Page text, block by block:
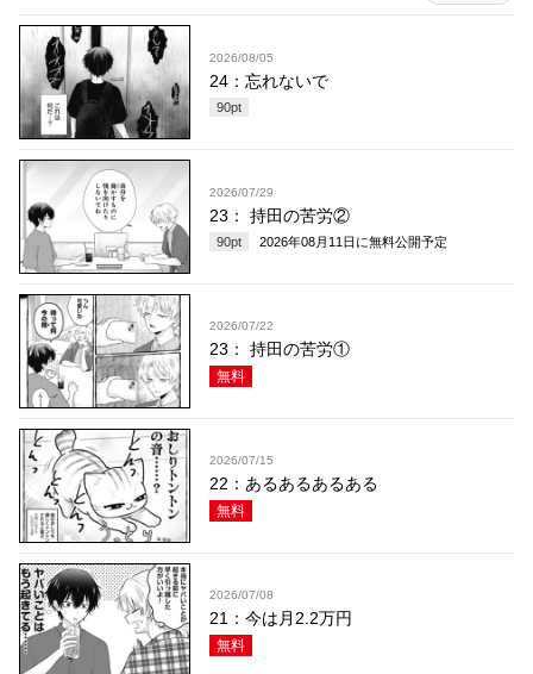
2026/08/05
24：忘れないで
90pt
2026/07/29
23： 持田の苦労②
90pt 2026年08月11日 に無料公開予定
2026/07/22
23： 持田の苦労①
無料
2026/07/15
22：あるあるあるある
無料
2026/07/08
21：今は月2.2万円
無料